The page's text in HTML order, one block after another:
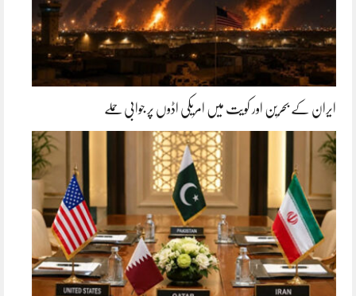
ایران کے بحرین اور کویت میں امریکی اڈوں پر جوابی حملے